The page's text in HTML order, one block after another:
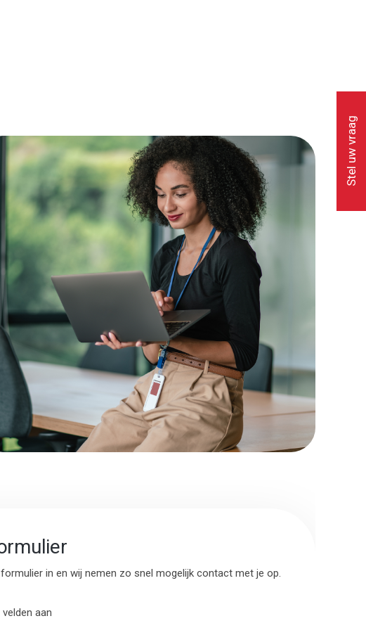
in en wij nemen zo snel mogelijk contact met je op.
aan
Stel uw vraag